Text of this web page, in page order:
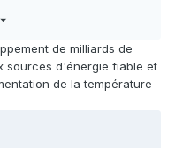
de milliards de
sources d'énergie fiable et
de la température